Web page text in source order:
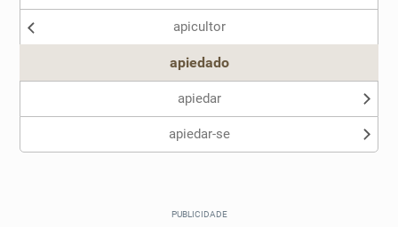
Sinônimos
apicultor
apiedado
apiedar
apiedar-se